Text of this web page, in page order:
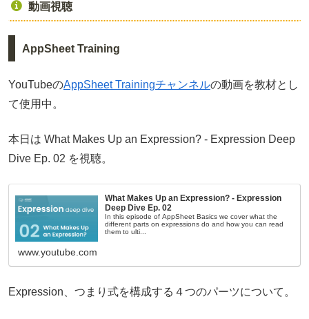
動画視聴
AppSheet Training
YouTubeのAppSheet Trainingチャンネルの動画を教材とし
て使用中。
本日は What Makes Up an Expression? - Expression Deep
Dive Ep. 02 を視聴。
What Makes Up an Expression? - Expression
Deep Dive Ep. 02
In this episode of AppSheet Basics we cover what the
different parts on expressions do and how you can read
them to ulti...
www.youtube.com
Expression、つまり式を構成する４つのパーツについて。